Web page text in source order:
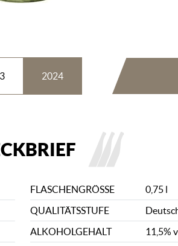
2024
FLASCHENGRÖSSE
0,75 l
QUALITÄTSSTUFE
ALKOHOLGEHALT
11,5%